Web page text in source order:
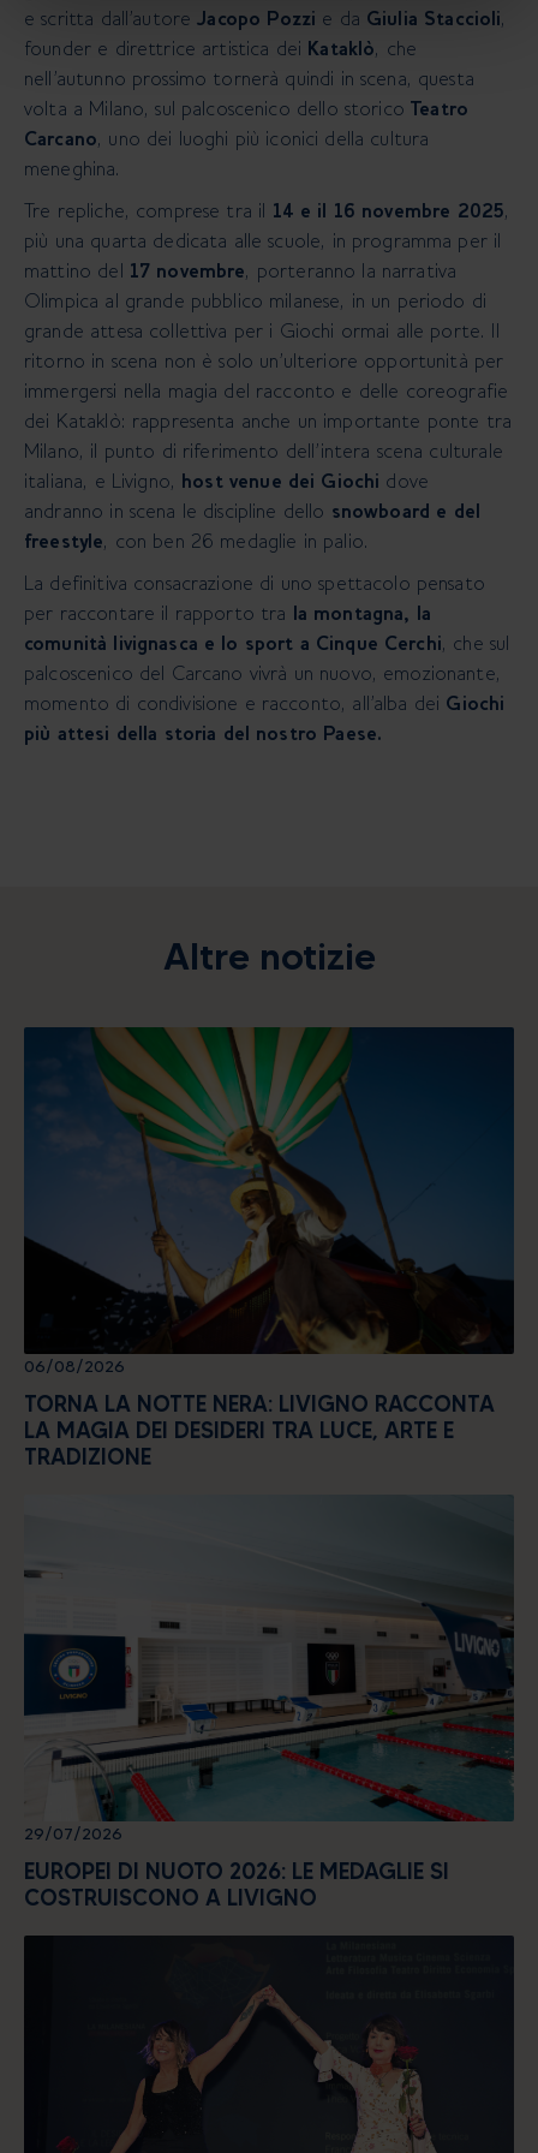
e scritta dall’autoreJacopo Pozzi e da Giulia Staccioli,
founder e direttrice artistica dei Kataklò, che
nell’autunno prossimo tornerà quindi in scena, questa
volta a Milano, sul palcoscenico dello storicoTeatro
Carcano, uno dei luoghi più iconici della cultura
meneghina.
Tre repliche, comprese tra il 14 e il 16 novembre 2025,
più una quarta dedicata alle scuole, in programma per il
mattino del 17 novembre, porteranno la narrativa
Olimpica al grande pubblico milanese, in un periodo di
grande attesa collettiva per i Giochi ormai alle porte. Il
ritorno in scena non è solo un’ulteriore opportunità per
immergersi nella magia del racconto e delle coreografie
dei Kataklò: rappresenta anche un importante ponte tra
Milano, il punto di riferimento dell’intera scena culturale
italiana, e Livigno, host venue dei Giochi dove
andranno in scena le discipline dello snowboard e del
freestyle, con ben 26 medaglie in palio.
La definitiva consacrazione di uno spettacolo pensato
per raccontare il rapporto tra la montagna, la
comunità livignasca e lo sport a Cinque Cerchi, che sul
palcoscenico del Carcano vivrà un nuovo, emozionante,
momento di condivisione e racconto, all’alba dei Giochi
più attesi della storia del nostro Paese.
Altre notizie
06/08/2026
TORNA LA NOTTE NERA: LIVIGNO RACCONTA
LA MAGIA DEI DESIDERI TRA LUCE, ARTE E
TRADIZIONE
29/07/2026
EUROPEI DI NUOTO 2026: LE MEDAGLIE SI
COSTRUISCONO A LIVIGNO